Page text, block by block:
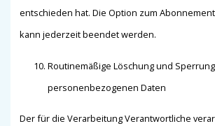
entschieden hat. Die Option zum
kann jederzeit beendet werden.
Routinemäßige Löschung und
personenbezogenen Daten
Der für die Verarbeitung Verantwortliche